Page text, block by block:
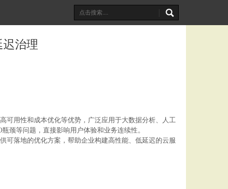
治理
可用性和成本优化等优势，广泛应用于大数据分析、人工
颈等问题，直接影响用户体验和业务连续性。
可落地的优化方案，帮助企业构建高性能、低延迟的云服